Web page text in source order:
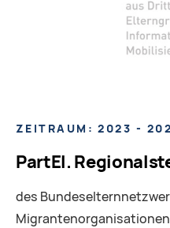
ZEITRAUM: 2023 -
PartEl.
des